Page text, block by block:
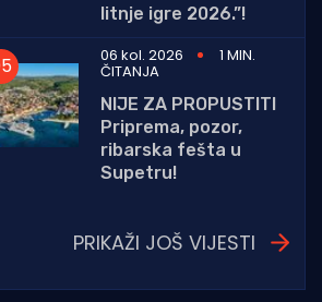
litnje igre 2026.”!
06 kol. 2026
1 MIN.
ČITANJA
NIJE ZA PROPUSTITI
Priprema, pozor,
ribarska fešta u
Supetru!
PRIKAŽI JOŠ VIJESTI